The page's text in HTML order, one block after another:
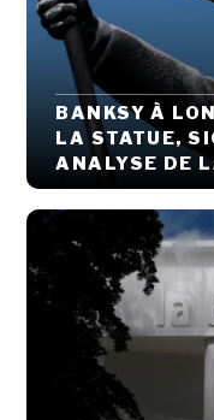
BANKSY À
LA STATUE,
ANALYSE DE